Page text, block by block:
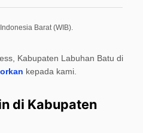
Barat (WIB).
Kabupaten Labuhan Batu di
kepada kami.
di Kabupaten